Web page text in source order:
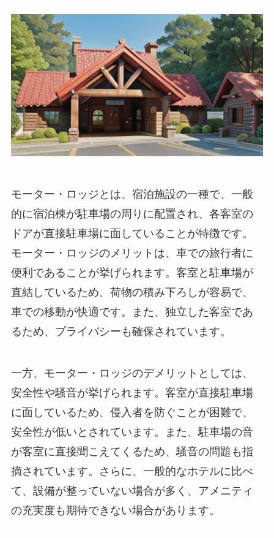
モーター・ロッジとは、宿泊施設の一種で、一般
的に宿泊棟が駐車場の周りに配置され、各客室の
ドアが直接駐車場に面していることが特徴です。
モーター・ロッジのメリットは、車での旅行者に
便利であることが挙げられます。客室と駐車場が
直結しているため、荷物の積み下ろしが容易で、
車での移動が快適です。また、独立した客室であ
るため、プライバシーも確保されています。
一方、モーター・ロッジのデメリットとしては、
安全性や騒音が挙げられます。客室が直接駐車場
に面しているため、侵入者を防ぐことが困難で、
安全性が低いとされています。また、駐車場の音
が客室に直接聞こえてくるため、騒音の問題も指
摘されています。さらに、一般的なホテルに比べ
て、設備が整っていない場合が多く、アメニティ
の充実度も期待できない場合があります。